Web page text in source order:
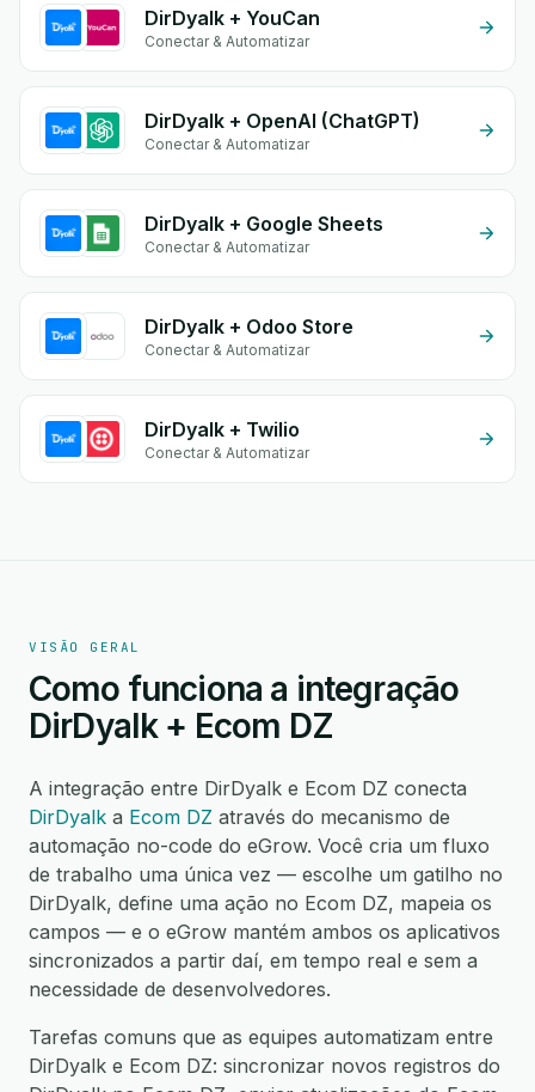
DirDyalk + YouCan
Conectar & Automatizar
DirDyalk + OpenAI (ChatGPT)
Conectar & Automatizar
DirDyalk + Google Sheets
Conectar & Automatizar
DirDyalk + Odoo Store
Conectar & Automatizar
DirDyalk + Twilio
Conectar & Automatizar
VISÃO GERAL
Como funciona a integração
DirDyalk + Ecom DZ
A integração entre DirDyalk e Ecom DZ conecta
DirDyalk a Ecom DZ através do mecanismo de
automação no-code do eGrow. Você cria um fluxo
de trabalho uma única vez — escolhe um gatilho no
DirDyalk, define uma ação no Ecom DZ, mapeia os
campos — e o eGrow mantém ambos os aplicativos
sincronizados a partir daí, em tempo real e sem a
necessidade de desenvolvedores.
Tarefas comuns que as equipes automatizam entre
DirDyalk e Ecom DZ: sincronizar novos registros do